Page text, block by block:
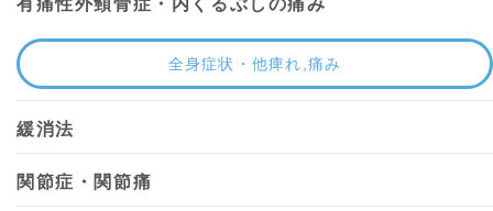
全身症状・他痺れ,痛み
緩消法
関節症・関節痛